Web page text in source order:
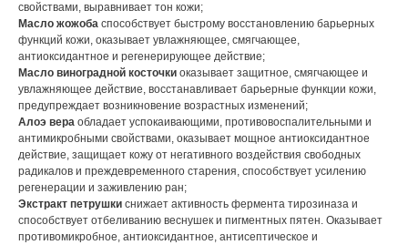
свойствами, выравнивает тон кожи;
Масло жожоба способствует быстрому восстановлению барьерных
функций кожи, оказывает увлажняющее, смягчающее,
антиоксидантное и регенерирующее действие;
Масло виноградной косточки оказывает защитное, смягчающее и
увлажняющее действие, восстанавливает барьерные функции кожи,
предупреждает возникновение возрастных изменений;
Алоэ вера обладает успокаивающими, противовоспалительными и
антимикробными свойствами, оказывает мощное антиоксидантное
действие, защищает кожу от негативного воздействия свободных
радикалов и преждевременного старения, способствует усилению
регенерации и заживлению ран;
Экстракт петрушки снижает активность фермента тирозиназа и
способствует отбеливанию веснушек и пигментных пятен. Оказывает
противомикробное, антиоксидантное, антисептическое и